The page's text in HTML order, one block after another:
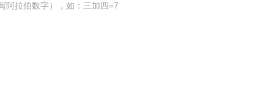
阿拉伯数字），如：三加四=7